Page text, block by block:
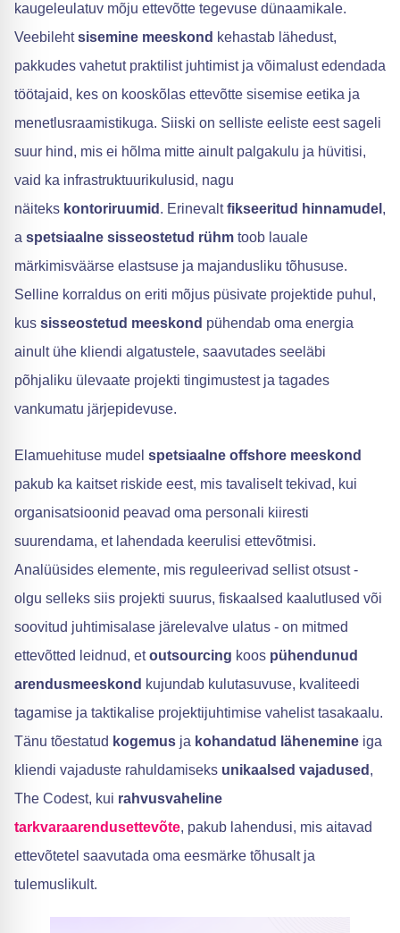
kaugeleulatuv mõju ettevõtte tegevuse dünaamikale.
Veebilehtsisemine meeskond kehastab lähedust,
pakkudes vahetut praktilist juhtimist ja võimalust edendada
töötajaid, kes on kooskõlas ettevõtte sisemise eetika ja
menetlusraamistikuga. Siiski on selliste eeliste eest sageli
suur hind, mis ei hõlma mitte ainult palgakulu ja hüvitisi,
vaid ka infrastruktuurikulusid, nagu
näiteks kontoriruumid . Erinevaltfikseeritud hinnamudel ,
a spetsiaalne sisseostetud rühm toob lauale
märkimisväärse elastsuse ja majandusliku tõhususe.
Selline korraldus on eriti mõjus püsivate projektide puhul,
kus sisseostetud meeskond pühendab oma energia
ainult ühe kliendi algatustele, saavutades seeläbi
põhjaliku ülevaate projekti tingimustest ja tagades
vankumatu järjepidevuse.
Elamuehituse mudel spetsiaalne offshore meeskond
pakub ka kaitset riskide eest, mis tavaliselt tekivad, kui
organisatsioonid peavad oma personali kiiresti
suurendama, et lahendada keerulisi ettevõtmisi.
Analüüsides elemente, mis reguleerivad sellist otsust -
olgu selleks siis projekti suurus, fiskaalsed kaalutlused või
soovitud juhtimisalase järelevalve ulatus - on mitmed
ettevõtted leidnud, etoutsourcing koos pühendunud
arendusmeeskond kujundab kulutasuvuse, kvaliteedi
tagamise ja taktikalise projektijuhtimise vahelist tasakaalu.
Tänu tõestatud kogemus ja kohandatud lähenemine iga
kliendi vajaduste rahuldamiseks unikaalsed vajadused ,
The Codest, kui rahvusvaheline
tarkvaraarendusettevõte, pakub lahendusi, mis aitavad
ettevõtetel saavutada oma eesmärke tõhusalt ja
tulemuslikult.